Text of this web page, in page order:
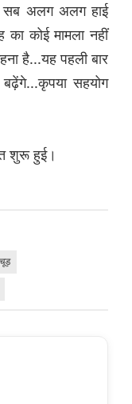
सब अलग अलग हाई
कोई मामला नहीं
है...यह पहली बार
सहयोग
शुरू हुई।